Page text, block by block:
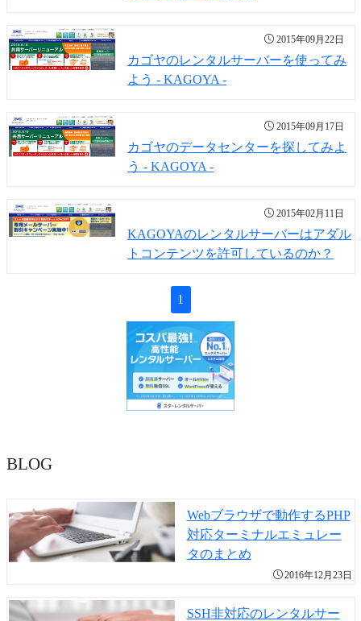
2015年09月22日
カゴヤのレンタルサーバーを使ってみ
よう - KAGOYA -
2015年09月17日
カゴヤのデータセンターを探してみよ
う - KAGOYA -
2015年02月11日
KAGOYAのレンタルサーバーはアダル
トコンテンツを許可しているのか？
1
BLOG
Webブラウザで動作するPHP
対応ターミナルエミュレー
タのまとめ
2016年12月23日
SSH非対応のレンタルサー